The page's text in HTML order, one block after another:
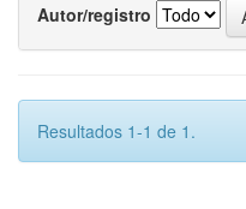
Autor/registro
Resultados 1-1 de 1.